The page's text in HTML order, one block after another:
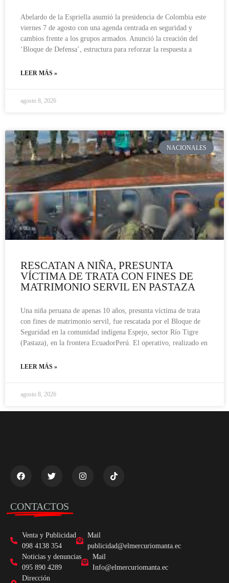
Abelardo de la Espriella asumió la presidencia de Colombia este
viernes 7 de agosto con una agenda centrada en seguridad y
cambios frente a los grupos armados. Anunció la creación del
‘Bloque de Defensa’, estructura para reforzar la respuesta a
LEER MÁS »
agosto 8, 2026
NACIONALES
RESCATAN A NIÑA, PRESUNTA
VÍCTIMA DE TRATA CON FINES DE
MATRIMONIO SERVIL EN PASTAZA
Una niña peruana de apenas 10 años, presunta víctima de trata
con fines de matrimonio servil, fue rescatada por el Bloque de
Seguridad en la comunidad indígena Espejo, sector Río Tigre
(Pastaza), en la frontera EcuadorPerú. El operativo, realizado en
LEER MÁS »
agosto 8, 2026
CONTACTOS
Venta y Publicidad
098 4138 354
Mail
publicidad@elmercuriomanta.ec
Noticias y denuncias
095 890 4289
Mail
Info@elmercuriomanta.ec
Dirección